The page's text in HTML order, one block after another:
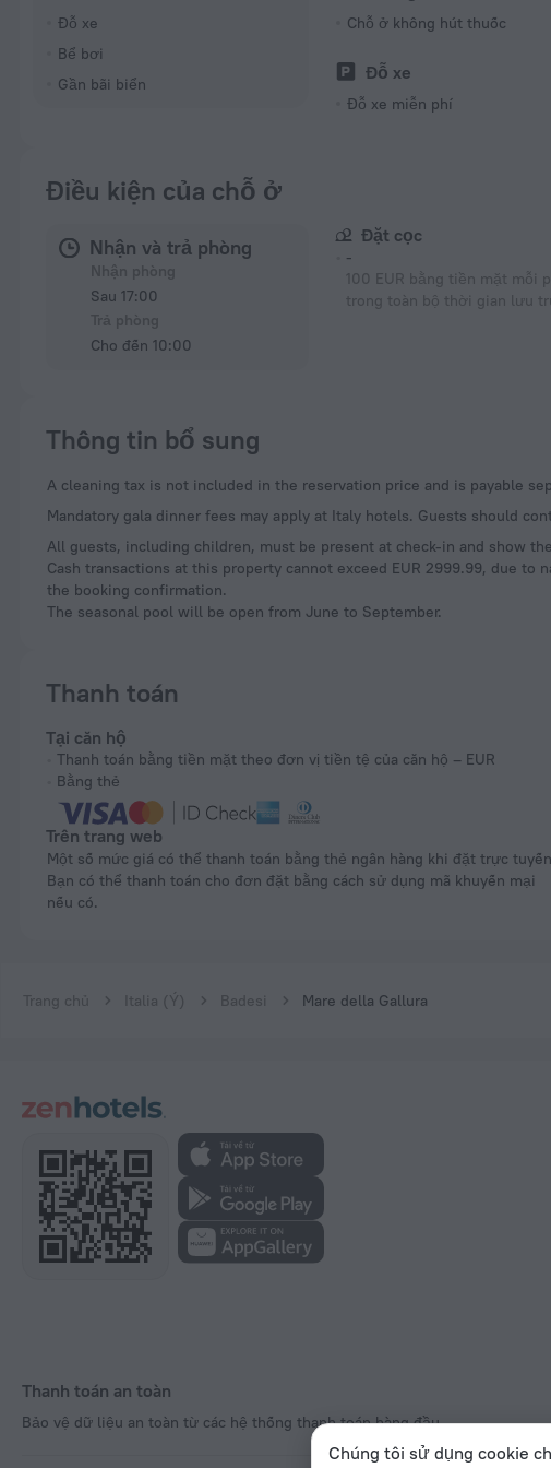
Đỗ xe
Bể bơi
Gần bãi biển
Chỗ ở không hút thuốc
Đỗ xe
Đỗ xe miễn phí
Điều kiện của chỗ ở
Nhận và trả phòng
Sau 17:00
Cho đến 10:00
Đặt cọc
-
100 EUR bằng tiền mặt mỗi
trong toàn bộ thời gian lưu
Thông tin bổ sung
A cleaning tax is not included in the reservation price and is payable
Mandatory gala dinner fees may apply at Italy hotels. Guests should
All guests, including children, must be present at check-in and show
Cash transactions at this property cannot exceed EUR 2999.99, due
the booking confirmation.
The seasonal pool will be open from June to September.
Thanh toán
Tại căn hộ
Thanh toán bằng tiền mặt theo đơn vị tiền tệ của căn hộ – EUR
Bằng thẻ
Trên trang web
Một số mức giá có thể thanh toán bằng thẻ ngân hàng khi đặt trực tuyến.
Bạn có thể thanh toán cho đơn đặt bằng cách sử dụng mã khuyến mại
nếu có.
Trang chủ Italia (Ý) Badesi Mare della Gallura
Thanh toán an toàn
Bảo vệ dữ liệu an toàn từ các hệ thống thanh toán hàng đầu.
Chúng tôi sử dụng cookie